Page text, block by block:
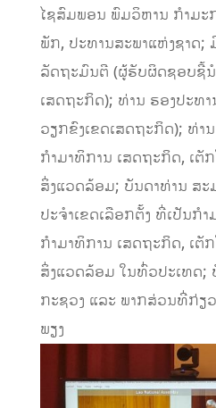
ໄຊສົມພອນ ພົມວິຫານ ກຳມະ
ພັກ, ປະທານສະພາແຫ່ງຊາດ;
ລັດຖະມົນຕີ (ຜູ້ຮັບຜິດຊອບຊີ້ນ
ເສດຖະກິດ); ທ່ານ ຮອງປະທ
ວຽກຂົງເຂດເສດຖະກິດ); ທ່າ
ກຳມາທິການ ເສດຖະກິດ, ເຕັ
ສິ່ງແວດລ້ອມ; ບັນດາທ່ານ ສະ
ປະຈຳເຂດເລືອກຕັ້ງ ທີ່ເປັນກ
ກຳມາທິການ ເສດຖະກິດ, ເຕັ
ສິ່ງແວດລ້ອມ ໃນທົ່ວປະເທດ;
ກະຊວງ ແລະ ພາກສ່ວນທີ່ກ່ຽ
ພຽງ